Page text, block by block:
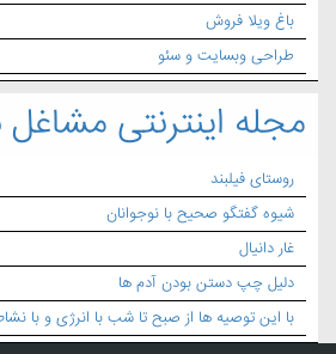
باغ ویلا فروش
طراحی وبسایت و سئو
مجله اینترنتی مشاغل
روستای فیلبند
شیوه گفتگو صحیح با نوجوانان
غار دانیال
دلیل چپ دستن بودن آدم ها
با این توصیه ها از صبح تا شب با انرژی و با